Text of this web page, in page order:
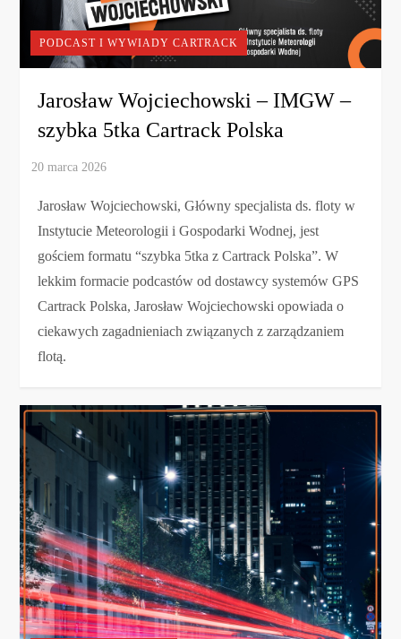
PODCAST I WYWIADY CARTRACK
Jarosław Wojciechowski – IMGW –
szybka 5tka Cartrack Polska
Jarosław Wojciechowski, Główny specjalista ds. floty w
Instytucie Meteorologii i Gospodarki Wodnej, jest
gościem formatu “szybka 5tka z Cartrack Polska”. W
lekkim formacie podcastów od dostawcy systemów GPS
Cartrack Polska, Jarosław Wojciechowski opowiada o
ciekawych zagadnieniach związanych z zarządzaniem
flotą.